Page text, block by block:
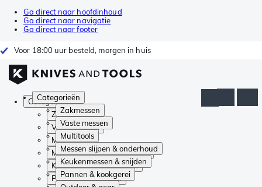
Ga direct naar hoofdinhoud
Ga direct naar navigatie
Ga direct naar footer
Voor 18:00 uur besteld, morgen in huis
Categorieën
Zakmessen
Vaste messen
Multitools
Messen slijpen & onderhoud
Keukenmessen & snijden
Pannen & kookgerei
Categorieën
Zakmessen
Vaste messen
Multitools
Messen slijpen & onderhoud
Keukenmessen & snijden
Pannen & kookgerei